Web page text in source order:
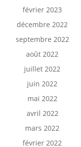
février 2023
décembre 2022
septembre 2022
août 2022
juillet 2022
juin 2022
mai 2022
avril 2022
mars 2022
février 2022